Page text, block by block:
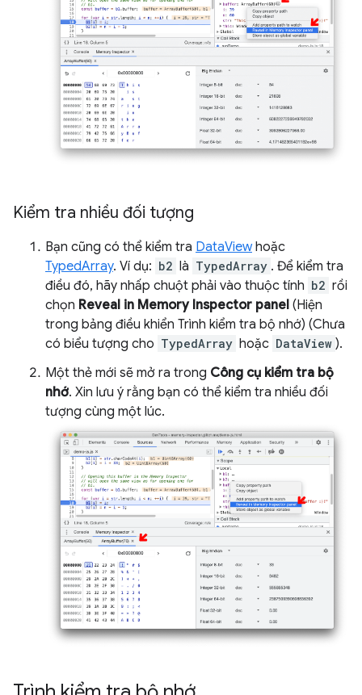
Kiểm tra nhiều đối tượng
Bạn cũng có thể kiểm tra DataViewhoặc
TypedArray. Ví dụ: b2 là TypedArray . Để kiểm tra
điều đó, hãy nhấp chuột phải vào thuộc tính b2 rồi
chọn Reveal in Memory Inspector panel (Hiện
trong bảng điều khiển Trình kiểm tra bộ nhớ) (Chưa
có biểu tượng cho TypedArray hoặc DataView ).
Một thẻ mới sẽ mở ra trong Công cụ kiểm tra bộ
nhớ. Xin lưu ý rằng bạn có thể kiểm tra nhiều đối
tượng cùng một lúc.